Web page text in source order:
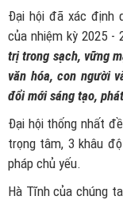
Đại hội đã xác định
của nhiệm kỳ 2025 -
trị trong sạch, vững
văn hóa, con người
đổi mới sáng tạo,
Đại hội thống nhất
trọng tâm, 3 khâu
pháp chủ yếu.
Hà Tĩnh của chúng